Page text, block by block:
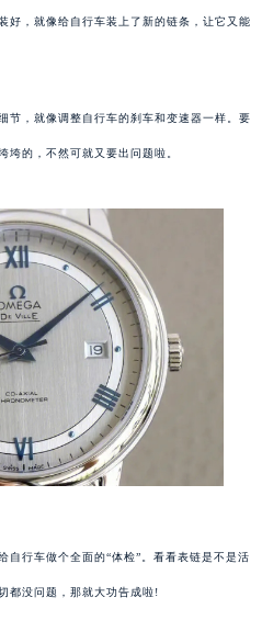
好，就像给自行车装上了新的链条，让它又能
，就像调整自行车的刹车和变速器一样。要
垮的，不然可就又要出问题啦。
行车做个全面的“体检”。看看表链是不是活
都没问题，那就大功告成啦!